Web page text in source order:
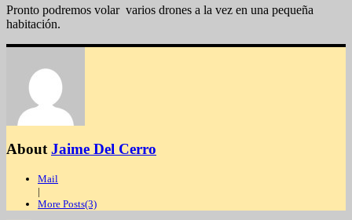
Pronto podremos volar varios drones a la vez en una pequeña
habitación.
About Jaime Del Cerro
Mail
|
More Posts(3)